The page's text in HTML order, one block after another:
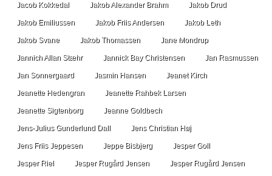
Jacob Kokkedal Jakob Alexander Brahm Jakob Drud
Jakob Emiliussen Jakob Friis Andersen Jakob Leth
Jakob Svane Jakob Thomassen Jane Mondrup
Jannich Allan Stæhr Jannick Bay Christensen Jan Rasmussen
Jan Sonnergaard Jasmin Hansen Jeanet Kirch
Jeanette Hedengran Jeanette Rahbek Larsen
Jeanette Sigtenborg Jeanne Goldbech
Jens-Julius Gunderlund Dall Jens Christian Høj
Jens Friis Jeppesen Jeppe Bisbjerg Jesper Goll
Jesper Riel Jesper Rugård Jensen Jesper Rugård Jensen